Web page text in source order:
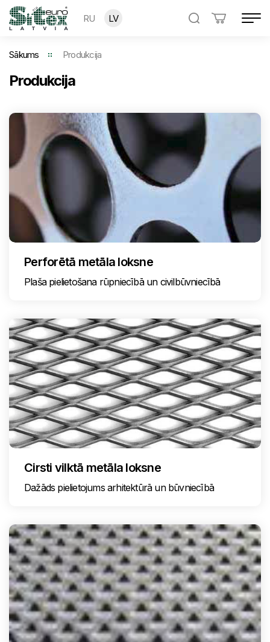
RU LV
Sākums Produkcija
Produkcija
Perforētā metāla loksne
Plaša pielietošana rūpniecībā un civilbūvniecībā
Cirsti vilktā metāla loksne
Dažāds pielietojums arhitektūrā un būvniecībā